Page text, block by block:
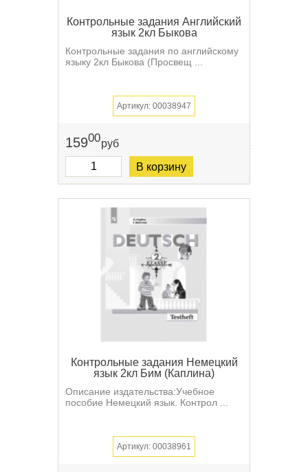
Контрольные задания Английский
язык 2кл Быкова
Контрольные задания по английскому
языку 2кл Быкова (Просвещ ...
Артикул: 00038947
15900руб
В корзину
Контрольные задания Немецкий
язык 2кл Бим (Каплина)
Описание издательства:Учебное
пособие Немецкий язык. Контрол ...
Артикул: 00038961